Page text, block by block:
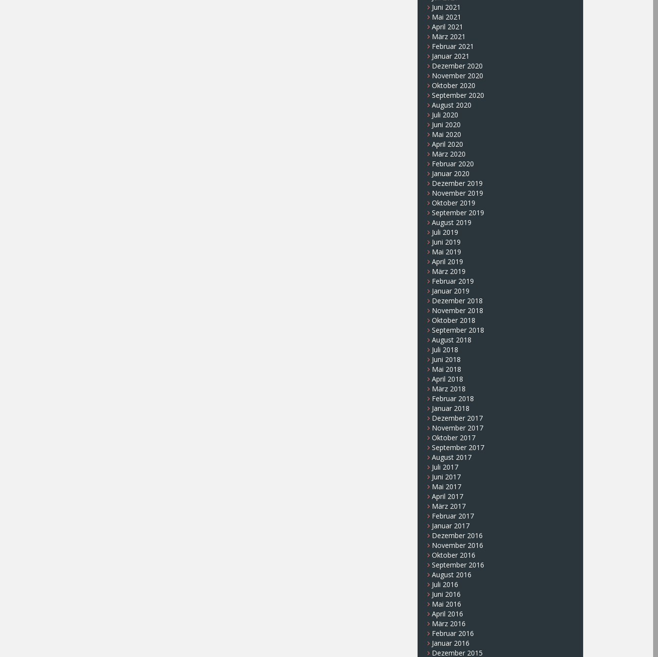
Juni 2021
Mai 2021
April 2021
März 2021
Februar 2021
Januar 2021
Dezember 2020
November 2020
Oktober 2020
September 2020
August 2020
Juli 2020
Juni 2020
Mai 2020
April 2020
März 2020
Februar 2020
Januar 2020
Dezember 2019
November 2019
Oktober 2019
September 2019
August 2019
Juli 2019
Juni 2019
Mai 2019
April 2019
März 2019
Februar 2019
Januar 2019
Dezember 2018
November 2018
Oktober 2018
September 2018
August 2018
Juli 2018
Juni 2018
Mai 2018
April 2018
März 2018
Februar 2018
Januar 2018
Dezember 2017
November 2017
Oktober 2017
September 2017
August 2017
Juli 2017
Juni 2017
Mai 2017
April 2017
März 2017
Februar 2017
Januar 2017
Dezember 2016
November 2016
Oktober 2016
September 2016
August 2016
Juli 2016
Juni 2016
Mai 2016
April 2016
März 2016
Februar 2016
Januar 2016
Dezember 2015